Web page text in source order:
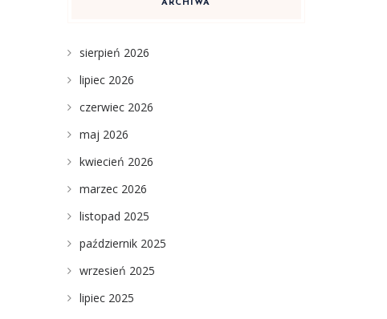
ARCHIWA
sierpień 2026
lipiec 2026
czerwiec 2026
maj 2026
kwiecień 2026
marzec 2026
listopad 2025
październik 2025
wrzesień 2025
lipiec 2025